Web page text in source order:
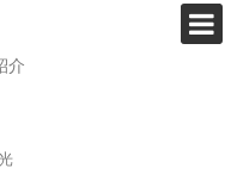
介